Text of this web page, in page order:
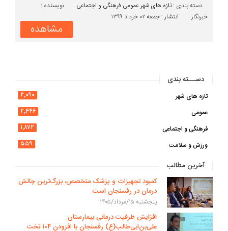
دسته بندی :‌تازه های شهرعمومی فرهنگی و اجتماعی
نویسنده :
خبرنگار
انتشار : جمعه ۰۲ خرداد ۱۳۹۹
مشاهده
دســـته بندی
تازه های شهر
۲,۰۹۰
عمومی
۲,۴۴۶
فرهنگی و اجتماعی
۱,۸۷۲
ورزش و سلامت
۵۵۹
آخرین مطالب
کمبود تجهیزات و پزشک متخصص، بزرگ‌ترین چالش
درمان در رفسنجان است
پنجشنبه ۱۵/مرداد/۱۴۰۵
افزایش ظرفیت درمانی بیمارستان
علی‌بن‌ابی‌طالب(ع) رفسنجان با افزودن ۱۰۴ تخت